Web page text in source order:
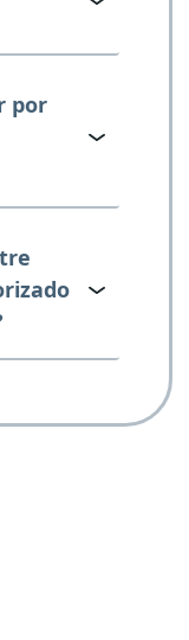
por